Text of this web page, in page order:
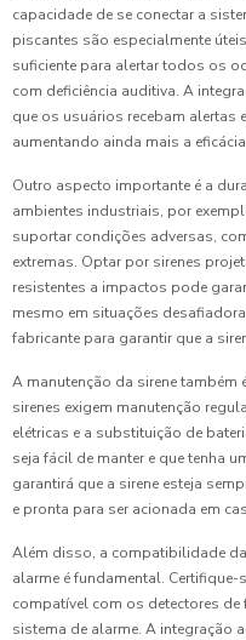
capacidade de se conectar a
piscantes são especialmente
suficiente para alertar todos os
com deficiência auditiva. A
que os usuários recebam
aumentando ainda mais a
Outro aspecto importante é a
ambientes industriais, por
suportar condições adversas,
extremas. Optar por sirenes
resistentes a impactos pode
mesmo em situações
fabricante para garantir que a
A manutenção da sirene
sirenes exigem manutenção
elétricas e a substituição de
seja fácil de manter e que tenha
garantirá que a sirene esteja
e pronta para ser acionada em
Além disso, a compatibilidade
alarme é fundamental. Certifique-
compatível com os detectores
sistema de alarme. A integração